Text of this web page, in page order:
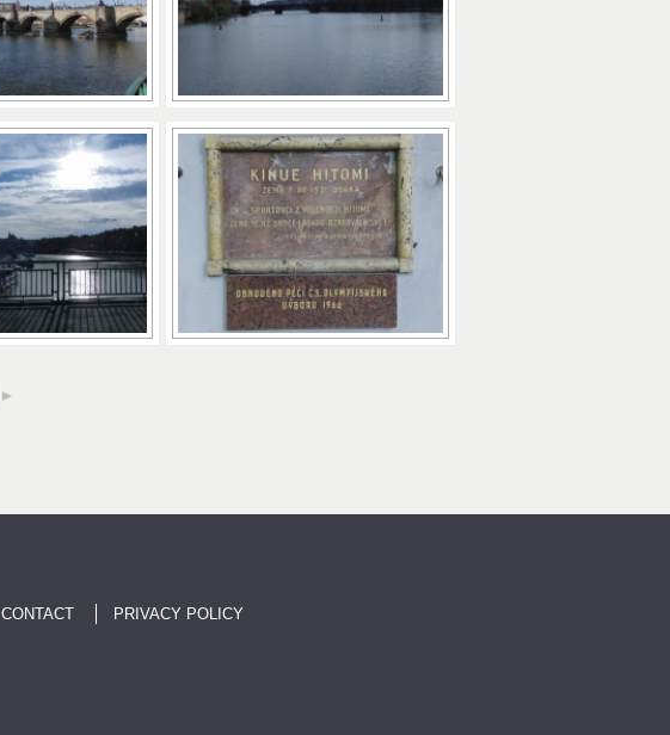
►
CONTACT PRIVACY POLICY